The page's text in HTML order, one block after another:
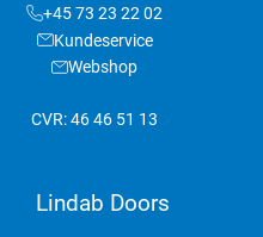
+45 73 23 22 02
Kundeservice
Webshop
CVR: 46 46 51 13
Lindab Doors